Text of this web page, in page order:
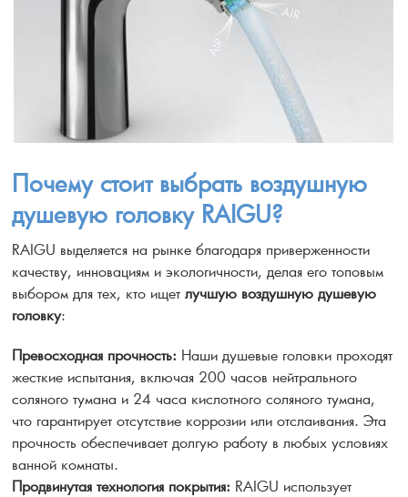
Почему стоит выбрать воздушную
душевую головку RAIGU?
RAIGU выделяется на рынке благодаря приверженности
качеству, инновациям и экологичности, делая его топовым
выбором для тех, кто ищетлучшую воздушную душевую
головку:
Превосходная прочность: Наши душевые головки проходят
жесткие испытания, включая 200 часов нейтрального
соляного тумана и 24 часа кислотного соляного тумана,
что гарантирует отсутствие коррозии или отслаивания. Эта
прочность обеспечивает долгую работу в любых условиях
ванной комнаты.
Продвинутая технология покрытия: RAIGU использует